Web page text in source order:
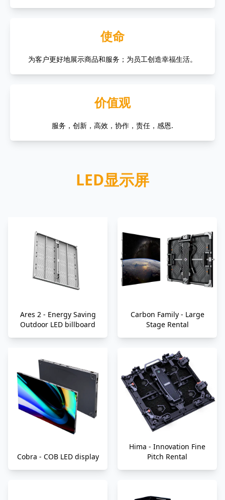
使命
为客户更好地展示商品和服务；为员工创造幸福生活。
价值观
服务，创新，高效，协作，责任，感恩.
LED显示屏
Ares 2 - Energy Saving
Outdoor LED billboard
Carbon Family - Large
Stage Rental
Cobra - COB LED display
Hima - Innovation Fine
Pitch Rental